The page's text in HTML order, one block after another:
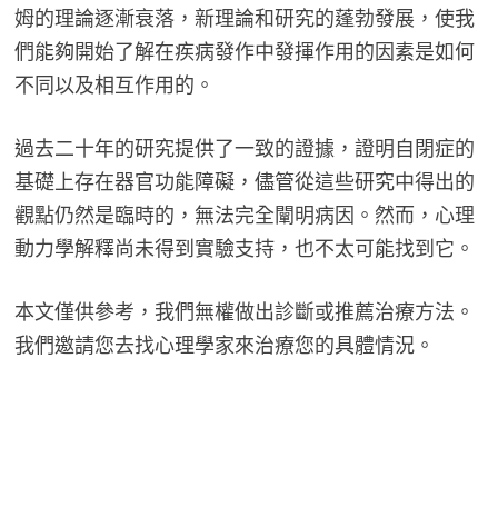
姆的理論逐漸衰落，新理論和研究的蓬勃發展，使我
們能夠開始了解在疾病發作中發揮作用的因素是如何
不同以及相互作用的。
過去二十年的研究提供了一致的證據，證明自閉症的
基礎上存在器官功能障礙，儘管從這些研究中得出的
觀點仍然是臨時的，無法完全闡明病因。然而，心理
動力學解釋尚未得到實驗支持，也不太可能找到它。
本文僅供參考，我們無權做出診斷或推薦治療方法。
我們邀請您去找心理學家來治療您的具體情況。